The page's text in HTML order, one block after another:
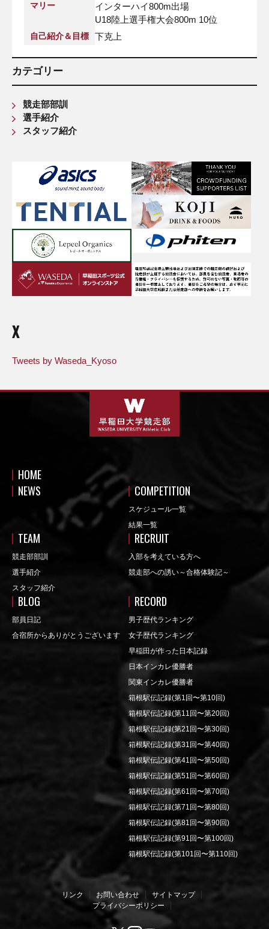
マリー
インターハイ800m出場
U18陸上選手権大会800m 10位
自己紹介＆目標 下克上
カテゴリー
競走部部訓
選手紹介
スタッフ紹介
X
Tweets by Waseda_Kyoso
HOME
NEWS
COMPETITION
スケジュール一覧
結果一覧
TEAM
競走部部訓
選手紹介
スタッフ紹介
RECRUIT
入部を考えている方へ
競走部への誘い～合格体験記～
BLOG
部員日記
合宿所からありがとうございます
RECORD
男子歴代ランキング
女子歴代ランキング
早稲田が作った日本記録
日本インカレ優勝者
関東インカレ優勝者
箱根駅伝記録(第1回〜第10回)
箱根駅伝記録(第11回〜第20回)
箱根駅伝記録(第21回〜第30回)
箱根駅伝記録(第31回〜第40回)
箱根駅伝記録(第41回〜第50回)
箱根駅伝記録(第51回〜第60回)
箱根駅伝記録(第61回〜第70回)
箱根駅伝記録(第71回〜第80回)
箱根駅伝記録(第81回〜第90回)
箱根駅伝記録(第91回〜第100回)
箱根駅伝記録(第101回〜第110回)
リンク お問い合わせ
サイトマップ
プライバシーポリシー